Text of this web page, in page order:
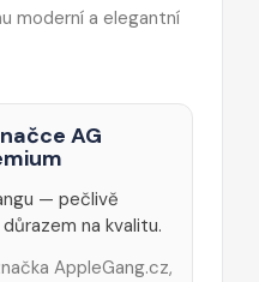
moderní a elegantní
AG
— pečlivě
na kvalitu.
AppleGang.cz,